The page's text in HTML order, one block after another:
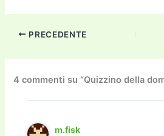
c
e
b
o
o
k
itt
er
ai
l
d
o
n
PRECEDENTE
4 commenti su “Quizzino della
m.fisk